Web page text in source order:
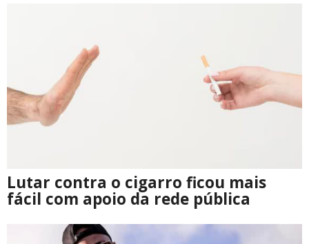
Lutar contra o cigarro ficou mais
fácil com apoio da rede pública